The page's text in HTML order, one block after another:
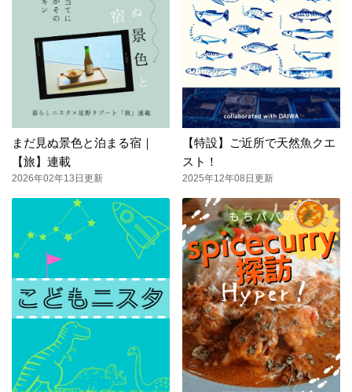
まだ見ぬ景色と泊まる宿｜
【旅】連載
2026年02年13日更新
【特設】ご近所で天然魚クエ
スト！
2025年12年08日更新